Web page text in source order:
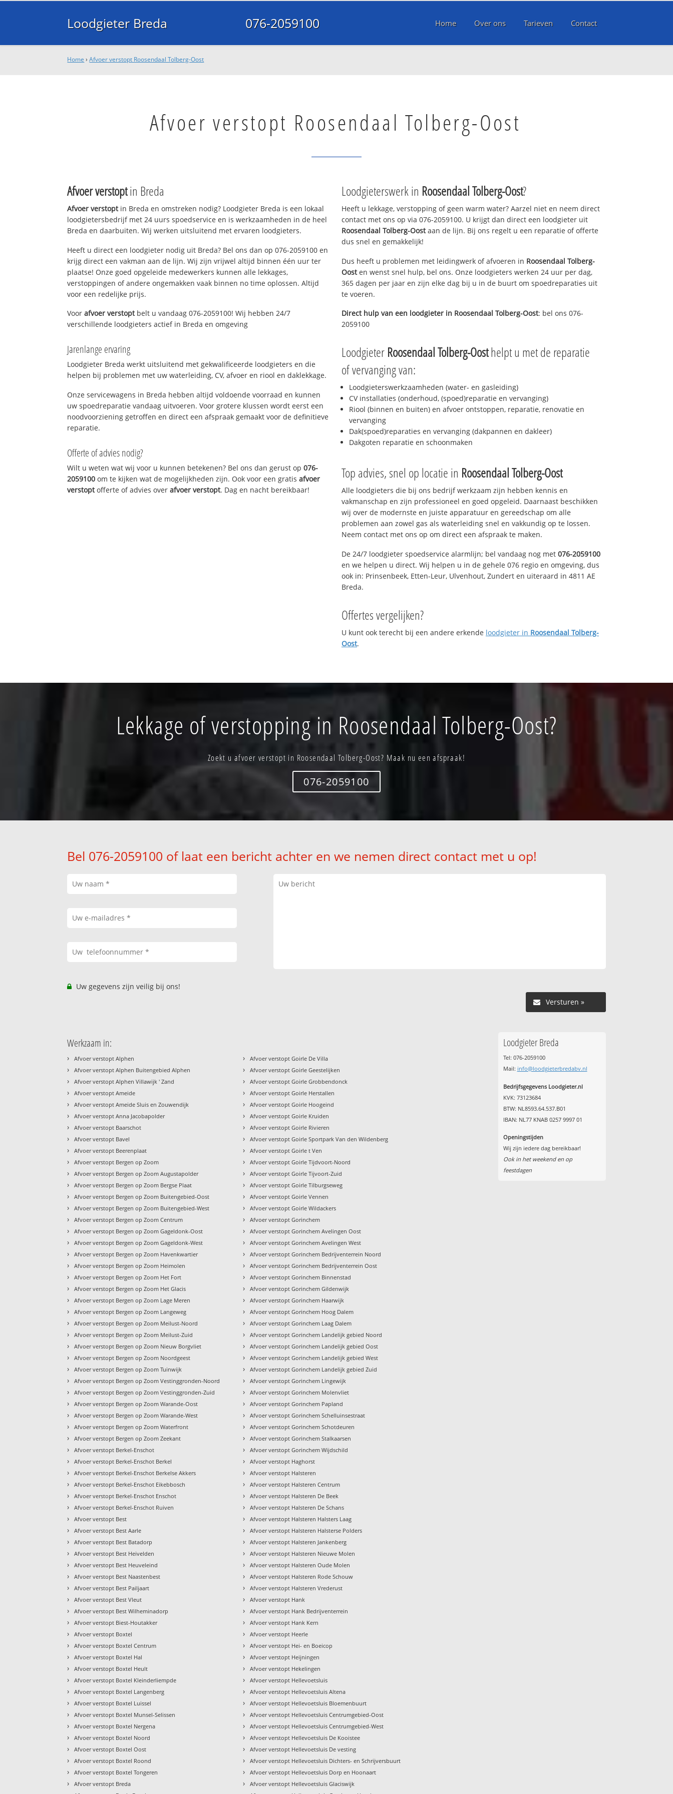
Loodgieter Breda 076-2059100 Home Over ons Tarieven Contact
Home ›Afvoer verstopt Roosendaal Tolberg-Oost
Afvoer verstopt Roosendaal Tolberg-Oost
Afvoer verstoptin Breda
Afvoer verstoptin Breda en omstreken nodig? Loodgieter Breda is een lokaal
loodgietersbedrijf met 24 uurs spoedservice en is werkzaamheden in de heel
Breda en daarbuiten. Wij werken uitsluitend met ervaren loodgieters.
Heeft u direct een loodgieter nodig uit Breda? Bel ons dan op 076-2059100 en
krijg direct een vakman aan de lijn. Wij zijn vrijwel altijd binnen één uur ter
plaatse! Onze goed opgeleide medewerkers kunnen alle lekkages,
verstoppingen of andere ongemakken vaak binnen no time oplossen. Altijd
voor een redelijke prijs.
Voorafvoer verstoptbelt u vandaag 076-2059100! Wij hebben 24/7
verschillende loodgieters actief in Breda en omgeving
Jarenlange ervaring
Loodgieter Breda werkt uitsluitend met gekwalificeerde loodgieters en die
helpen bij problemen met uw waterleiding, CV, afvoer en riool en daklekkage.
Onze servicewagens in Breda hebben altijd voldoende voorraad en kunnen
uw spoedreparatie vandaag uitvoeren. Voor grotere klussen wordt eerst een
noodvoorziening getroffen en direct een afspraak gemaakt voor de definitieve
reparatie.
Offerte of advies nodig?
Wilt u weten wat wij voor u kunnen betekenen? Bel ons dan gerust op076-
2059100 om te kijken wat de mogelijkheden zijn. Ook voor een gratisafvoer
verstoptofferte of advies overafvoer verstopt. Dag en nacht bereikbaar!
Loodgieterswerk in Roosendaal Tolberg-Oost?
Heeft u lekkage, verstopping of geen warm water? Aarzel niet en neem direct
contact met ons op via 076-2059100. U krijgt dan direct een loodgieter uit
Roosendaal Tolberg-Oostaan de lijn. Bij ons regelt u een reparatie of offerte
dus snel en gemakkelijk!
Dus heeft u problemen met leidingwerk of afvoeren in Roosendaal Tolberg-
Oosten wenst snel hulp, bel ons. Onze loodgieters werken 24 uur per dag,
365 dagen per jaar en zijn elke dag bij u in de buurt om spoedreparaties uit
te voeren.
Direct hulp van een loodgieter in Roosendaal Tolberg-Oost: bel ons 076-
2059100
Loodgieter Roosendaal Tolberg-Oosthelpt u met de reparatie
of vervanging van:
Loodgieterswerkzaamheden (water- en gasleiding)
CV installaties (onderhoud, (spoed)reparatie en vervanging)
Riool (binnen en buiten) en afvoer ontstoppen, reparatie, renovatie en
vervanging
Dak(spoed)reparaties en vervanging (dakpannen en dakleer)
Dakgoten reparatie en schoonmaken
Top advies, snel op locatie in Roosendaal Tolberg-Oost
Alle loodgieters die bij ons bedrijf werkzaam zijn hebben kennis en
vakmanschap en zijn professioneel en goed opgeleid. Daarnaast beschikken
wij over de modernste en juiste apparatuur en gereedschap om alle
problemen aan zowel gas als waterleiding snel en vakkundig op te lossen.
Neem contact met ons op om direct een afspraak te maken.
De 24/7 loodgieter spoedservice alarmlijn; bel vandaag nog met 076-2059100
en we helpen u direct. Wij helpen u in de gehele 076 regio en omgeving, dus
ook in: Prinsenbeek, Etten-Leur, Ulvenhout, Zundert en uiteraard in 4811 AE
Breda.
Offertes vergelijken?
U kunt ook terecht bij een andere erkende loodgieter in Roosendaal Tolberg-
Oost.
Lekkage of verstopping in Roosendaal Tolberg-Oost?
Zoekt u afvoer verstopt in Roosendaal Tolberg-Oost? Maak nu een afspraak!
076-2059100
Bel 076-2059100 of laat een bericht achter en we nemen direct contact met u op!
Uw gegevens zijn veilig bij ons!
Versturen »
Werkzaam in:
› Afvoer verstopt Alphen
› Afvoer verstopt Alphen Buitengebied Alphen
› Afvoer verstopt Alphen Villawijk ' Zand
› Afvoer verstopt Ameide
› Afvoer verstopt Ameide Sluis en Zouwendijk
› Afvoer verstopt Anna Jacobapolder
› Afvoer verstopt Baarschot
› Afvoer verstopt Bavel
› Afvoer verstopt Beerenplaat
› Afvoer verstopt Bergen op Zoom
› Afvoer verstopt Bergen op Zoom Augustapolder
› Afvoer verstopt Bergen op Zoom Bergse Plaat
› Afvoer verstopt Bergen op Zoom Buitengebied-Oost
› Afvoer verstopt Bergen op Zoom Buitengebied-West
› Afvoer verstopt Bergen op Zoom Centrum
› Afvoer verstopt Bergen op Zoom Gageldonk-Oost
› Afvoer verstopt Bergen op Zoom Gageldonk-West
› Afvoer verstopt Bergen op Zoom Havenkwartier
› Afvoer verstopt Bergen op Zoom Heimolen
› Afvoer verstopt Bergen op Zoom Het Fort
› Afvoer verstopt Bergen op Zoom Het Glacis
› Afvoer verstopt Bergen op Zoom Lage Meren
› Afvoer verstopt Bergen op Zoom Langeweg
› Afvoer verstopt Bergen op Zoom Meilust-Noord
› Afvoer verstopt Bergen op Zoom Meilust-Zuid
› Afvoer verstopt Bergen op Zoom Nieuw Borgvliet
› Afvoer verstopt Bergen op Zoom Noordgeest
› Afvoer verstopt Bergen op Zoom Tuinwijk
› Afvoer verstopt Bergen op Zoom Vestinggronden-Noord
› Afvoer verstopt Bergen op Zoom Vestinggronden-Zuid
› Afvoer verstopt Bergen op Zoom Warande-Oost
› Afvoer verstopt Bergen op Zoom Warande-West
› Afvoer verstopt Bergen op Zoom Waterfront
› Afvoer verstopt Bergen op Zoom Zeekant
› Afvoer verstopt Berkel-Enschot
› Afvoer verstopt Berkel-Enschot Berkel
› Afvoer verstopt Berkel-Enschot Berkelse Akkers
› Afvoer verstopt Berkel-Enschot Eikebbosch
› Afvoer verstopt Berkel-Enschot Enschot
› Afvoer verstopt Berkel-Enschot Ruiven
› Afvoer verstopt Best
› Afvoer verstopt Best Aarle
› Afvoer verstopt Best Batadorp
› Afvoer verstopt Best Heivelden
› Afvoer verstopt Best Heuveleind
› Afvoer verstopt Best Naastenbest
› Afvoer verstopt Best Pailjaart
› Afvoer verstopt Best Vleut
› Afvoer verstopt Best Wilheminadorp
› Afvoer verstopt Biest-Houtakker
› Afvoer verstopt Boxtel
› Afvoer verstopt Boxtel Centrum
› Afvoer verstopt Boxtel Hal
› Afvoer verstopt Boxtel Heult
› Afvoer verstopt Boxtel Kleinderliempde
› Afvoer verstopt Boxtel Langenberg
› Afvoer verstopt Boxtel Luissel
› Afvoer verstopt Boxtel Munsel-Selissen
› Afvoer verstopt Boxtel Nergena
› Afvoer verstopt Boxtel Noord
› Afvoer verstopt Boxtel Oost
› Afvoer verstopt Boxtel Roond
› Afvoer verstopt Boxtel Tongeren
› Afvoer verstopt Breda
› Afvoer verstopt Goirle De Villa
› Afvoer verstopt Goirle Geestelijken
› Afvoer verstopt Goirle Grobbendonck
› Afvoer verstopt Goirle Herstallen
› Afvoer verstopt Goirle Hoogeind
› Afvoer verstopt Goirle Kruiden
› Afvoer verstopt Goirle Rivieren
› Afvoer verstopt Goirle Sportpark Van den Wildenberg
› Afvoer verstopt Goirle t Ven
› Afvoer verstopt Goirle Tijdvoort-Noord
› Afvoer verstopt Goirle Tijvoort-Zuid
› Afvoer verstopt Goirle Tilburgseweg
› Afvoer verstopt Goirle Vennen
› Afvoer verstopt Goirle Wildackers
› Afvoer verstopt Gorinchem
› Afvoer verstopt Gorinchem Avelingen Oost
› Afvoer verstopt Gorinchem Avelingen West
› Afvoer verstopt Gorinchem Bedrijventerrein Noord
› Afvoer verstopt Gorinchem Bedrijventerrein Oost
› Afvoer verstopt Gorinchem Binnenstad
› Afvoer verstopt Gorinchem Gildenwijk
› Afvoer verstopt Gorinchem Haarwijk
› Afvoer verstopt Gorinchem Hoog Dalem
› Afvoer verstopt Gorinchem Laag Dalem
› Afvoer verstopt Gorinchem Landelijk gebied Noord
› Afvoer verstopt Gorinchem Landelijk gebied Oost
› Afvoer verstopt Gorinchem Landelijk gebied West
› Afvoer verstopt Gorinchem Landelijk gebied Zuid
› Afvoer verstopt Gorinchem Lingewijk
› Afvoer verstopt Gorinchem Molenvliet
› Afvoer verstopt Gorinchem Papland
› Afvoer verstopt Gorinchem Schelluinsestraat
› Afvoer verstopt Gorinchem Schotdeuren
› Afvoer verstopt Gorinchem Stalkaarsen
› Afvoer verstopt Gorinchem Wijdschild
› Afvoer verstopt Haghorst
› Afvoer verstopt Halsteren
› Afvoer verstopt Halsteren Centrum
› Afvoer verstopt Halsteren De Beek
› Afvoer verstopt Halsteren De Schans
› Afvoer verstopt Halsteren Halsters Laag
› Afvoer verstopt Halsteren Halsterse Polders
› Afvoer verstopt Halsteren Jankenberg
› Afvoer verstopt Halsteren Nieuwe Molen
› Afvoer verstopt Halsteren Oude Molen
› Afvoer verstopt Halsteren Rode Schouw
› Afvoer verstopt Halsteren Vrederust
› Afvoer verstopt Hank
› Afvoer verstopt Hank Bedrijventerrein
› Afvoer verstopt Hank Kern
› Afvoer verstopt Heerle
› Afvoer verstopt Hei- en Boeicop
› Afvoer verstopt Heijningen
› Afvoer verstopt Hekelingen
› Afvoer verstopt Hellevoetsluis
› Afvoer verstopt Hellevoetsluis Altena
› Afvoer verstopt Hellevoetsluis Bloemenbuurt
› Afvoer verstopt Hellevoetsluis Centrumgebied-Oost
› Afvoer verstopt Hellevoetsluis Centrumgebied-West
› Afvoer verstopt Hellevoetsluis De Kooistee
› Afvoer verstopt Hellevoetsluis De vesting
› Afvoer verstopt Hellevoetsluis Dichters- en Schrijversbuurt
› Afvoer verstopt Hellevoetsluis Dorp en Hoonaart
› Afvoer verstopt Hellevoetsluis Glaciswijk
Loodgieter Breda
Tel: 076-2059100
Mail: info@loodgieterbredabv.nl
Bedrijfsgegevens Loodgieter.nl
KVK: 73123684
BTW: NL8593.64.537.B01
IBAN: NL77 KNAB 0257 9997 01
Openingstijden
Wij zijn iedere dag bereikbaar!
Ook in het weekend en op
feestdagen